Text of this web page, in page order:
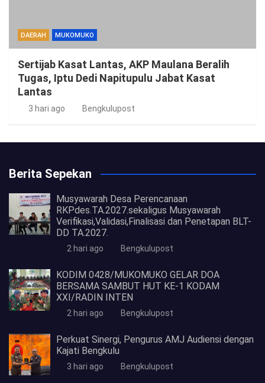
DAERAH MUKOMUKO
Sertijab Kasat Lantas, AKP Maulana Beralih
Tugas, Iptu Dedi Napitupulu Jabat Kasat
Lantas
3 hari ago Bengkulupost
Berita Sepekan
Musyawarah Desa Perencanaan
RKPdes.TA.2027.sekaligus Musyawarah
Verifikasi,Validasi,Finalisasi dan Penetapan BLT-
DD TA.2027.
2 hari ago Bengkulupost
KODIM 0428/MUKOMUKO GELAR DOA
BERSAMA SAMBUT HUT KE-1 KODAM
XXI/RADIN INTEN
2 hari ago Bengkulupost
Perkuat Sinergi, Pengurus AMJ Audiensi dengan
Kajati Bengkulu
3 hari ago Bengkulupost